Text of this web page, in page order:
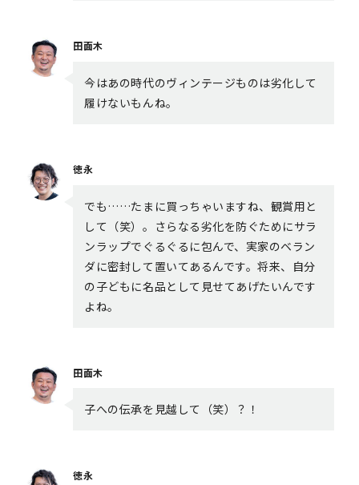
田面木
今はあの時代のヴィンテージものは劣化して
履けないもんね。
徳永
でも……たまに買っちゃいますね、観賞用と
して（笑）。さらなる劣化を防ぐためにサラ
ンラップでぐるぐるに包んで、実家のベラン
ダに密封して置いてあるんです。将来、自分
の子どもに名品として見せてあげたいんです
よね。
田面木
子への伝承を見越して（笑）？！
徳永